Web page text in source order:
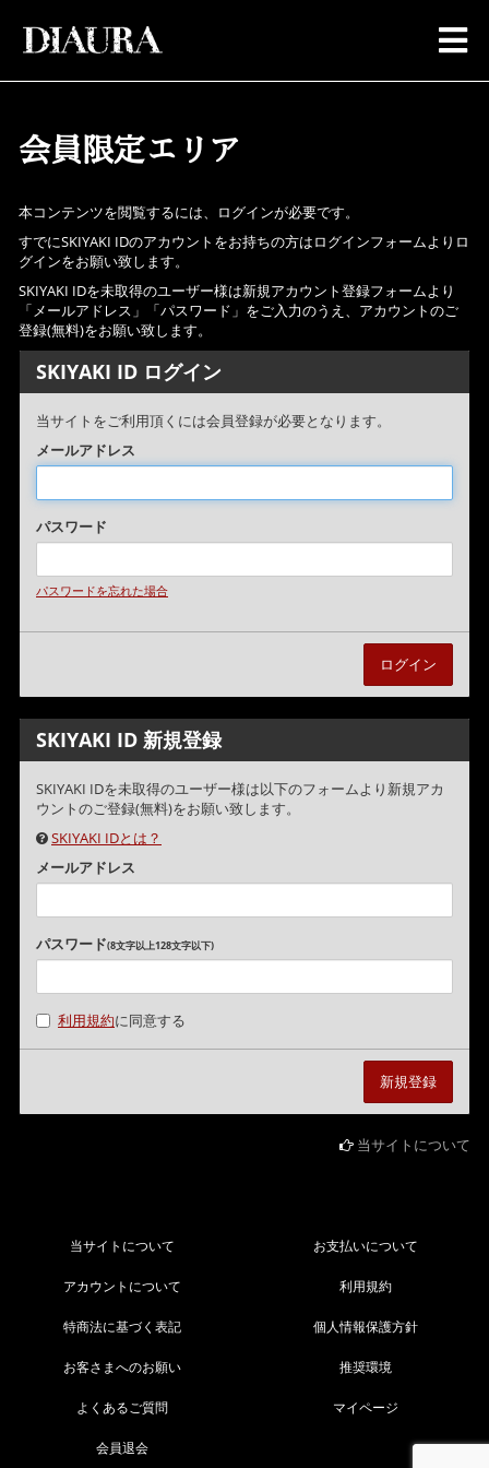
会員限定エリア
本コンテンツを閲覧するには、ログインが必要です。
すでにSKIYAKI IDのアカウントをお持ちの方はログインフォームよりロ
グインをお願い致します。
SKIYAKI IDを未取得のユーザー様は新規アカウント登録フォームより
「メールアドレス」「パスワード」をご入力のうえ、アカウントのご
登録(無料)をお願い致します。
SKIYAKI ID ログイン
当サイトをご利用頂くには会員登録が必要となります。
メールアドレス
パスワード
パスワードを忘れた場合
SKIYAKI ID 新規登録
SKIYAKI IDを未取得のユーザー様は以下のフォームより新規アカ
ウントのご登録(無料)をお願い致します。
SKIYAKI IDとは？
メールアドレス
パスワード(8文字以上128文字以下)
利用規約に同意する
当サイトについて
当サイトについて お支払いについて
アカウントについて 利用規約
特商法に基づく表記 個人情報保護方針
お客さまへのお願い 推奨環境
よくあるご質問 マイページ
会員退会